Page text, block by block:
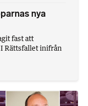
nya
fast att
Rättsfallet inifrån